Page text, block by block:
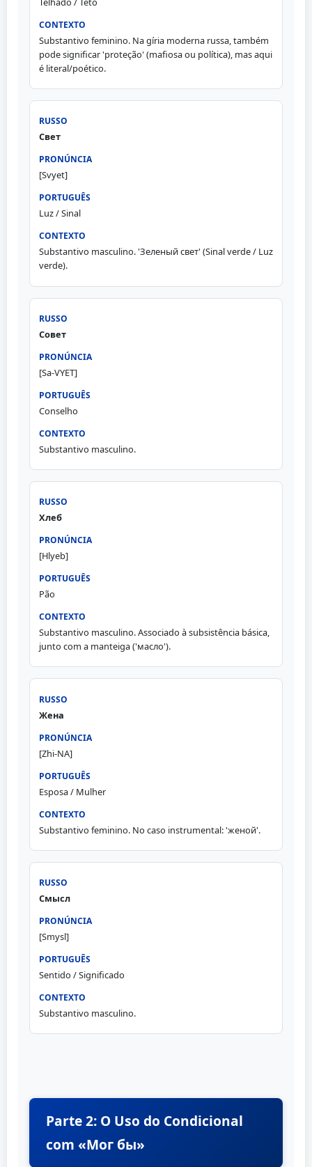
Substantivo feminino. Na gíria moderna russa, também
pode significar 'proteção' (mafiosa ou política), mas aqui
é literal/poético.
Свет
[Svyet]
Luz / Sinal
Substantivo masculino. 'Зеленый свет' (Sinal verde / Luz
verde).
Совет
[Sa-VYET]
Conselho
Substantivo masculino.
Хлеб
[Hlyeb]
Pão
Substantivo masculino. Associado à subsistência básica,
junto com a manteiga ('масло').
Жена
[Zhi-NA]
Esposa / Mulher
Substantivo feminino. No caso instrumental: 'женой'.
Смысл
[Smysl]
Sentido / Significado
Substantivo masculino.
Parte 2: O Uso do Condicional
com «Мог бы»